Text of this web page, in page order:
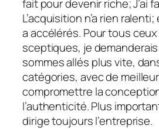
fait pour devenir riche; J’ai
L’acquisition n’a rien
a accélérés. Pour tous
sceptiques, je
sommes allés plus vite,
catégories, avec de
compromettre la
l’authenticité. Plus
dirige toujours l’entreprise.